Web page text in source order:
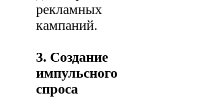
рекламных
кампаний.
3. Создание
импульсного
спроса